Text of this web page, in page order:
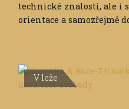
technické znalosti, ale i
orientace a samozřejmě
V leže